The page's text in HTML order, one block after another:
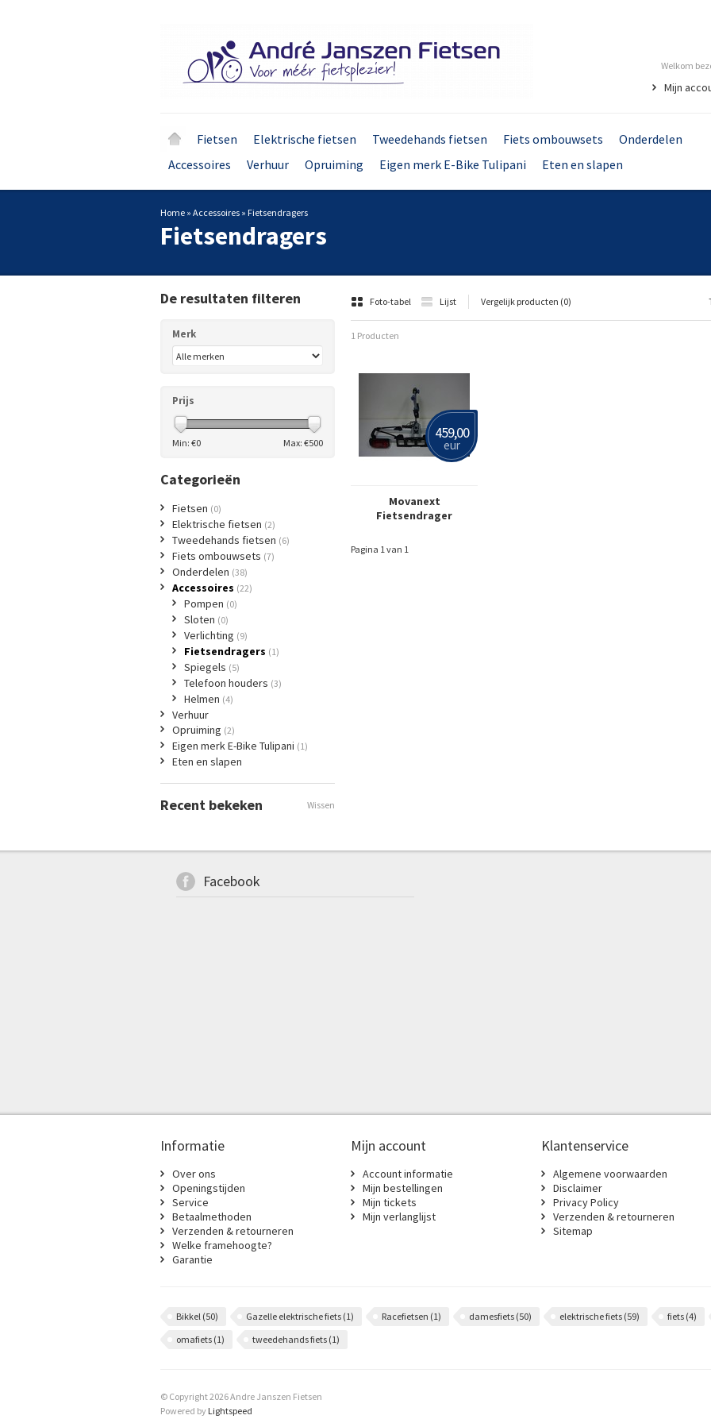
Welkom
Mijn
Fietsen Elektrische fietsen Tweedehands fietsen Fiets ombouwsets
Onderdelen
Accessoires
Verhuur Opruiming Eigen merk E-Bike Tulipani Eten en slapen
Home » Accessoires » Fietsendragers
Fietsendragers
Foto-tabel Lijst Vergelijk producten (0)
1 Producten
459,00
eur
Movanext
Fietsendrager
Pagina 1 van 1
De resultaten filteren
Merk
Prijs
Min: €0 Max: €500
Categorieën
Fietsen (0)
Elektrische fietsen (2)
Tweedehands fietsen (6)
Fiets ombouwsets (7)
Onderdelen (38)
Accessoires (22)
Pompen (0)
Sloten (0)
Verlichting (9)
Fietsendragers (1)
Spiegels (5)
Telefoon houders (3)
Helmen (4)
Verhuur
Opruiming (2)
Eigen merk E-Bike Tulipani (1)
Eten en slapen
Recent bekeken Wissen
Facebook
Informatie
Over ons
Openingstijden
Service
Betaalmethoden
Verzenden & retourneren
Welke framehoogte?
Garantie
Mijn account
Account informatie
Mijn bestellingen
Mijn tickets
Mijn verlanglijst
Klantenservice
Algemene voorwaarden
Disclaimer
Privacy Policy
Verzenden & retourneren
Sitemap
Bikkel (50) Gazelle elektrische fiets (1) Racefietsen (1) damesfiets (50) elektrische fiets (59) fiets (4)
omafiets (1) tweedehands fiets (1)
© Copyright 2026 Andre Janszen Fietsen
Powered by Lightspeed